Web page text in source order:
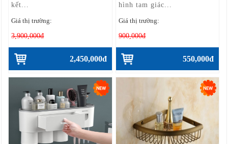
kết...
Giá thị trường:
3,900,000đ
2,450,000đ
hình tam giác...
Giá thị trường:
900,000đ
550,000đ